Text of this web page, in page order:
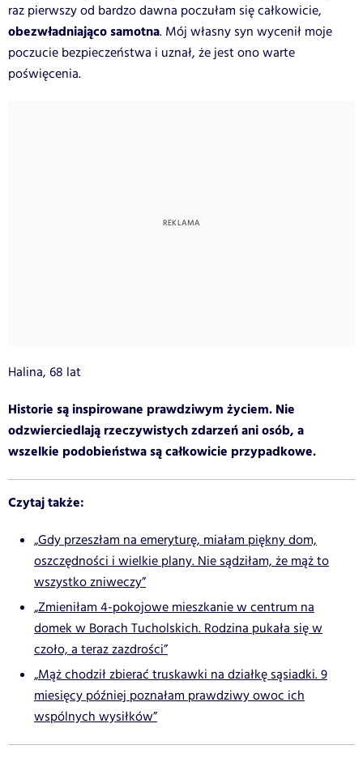
raz pierwszy od bardzo dawna poczułam się całkowicie,
obezwładniająco samotna. Mój własny syn wycenił moje
poczucie bezpieczeństwa i uznał, że jest ono warte
poświęcenia.
Halina, 68 lat
Historie są inspirowane prawdziwym życiem. Nie
odzwierciedlają rzeczywistych zdarzeń ani osób, a
wszelkie podobieństwa są całkowicie przypadkowe.
Czytaj także:
„Gdy przeszłam na emeryturę, miałam piękny dom,
oszczędności i wielkie plany. Nie sądziłam, że mąż to
wszystko zniweczy”
„Zmieniłam 4-pokojowe mieszkanie w centrum na
domek w Borach Tucholskich. Rodzina pukała się w
czoło, a teraz zazdrości”
„Mąż chodził zbierać truskawki na działkę sąsiadki. 9
miesięcy później poznałam prawdziwy owoc ich
wspólnych wysiłków”